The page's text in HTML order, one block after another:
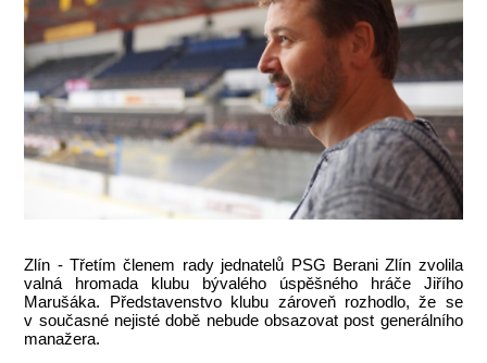
Zlín - Třetím členem rady jednatelů PSG Berani Zlín zvolila
valná hromada klubu bývalého úspěšného hráče Jiřího
Marušáka. Představenstvo klubu zároveň rozhodlo, že se
v současné nejisté době nebude obsazovat post generálního
manažera.